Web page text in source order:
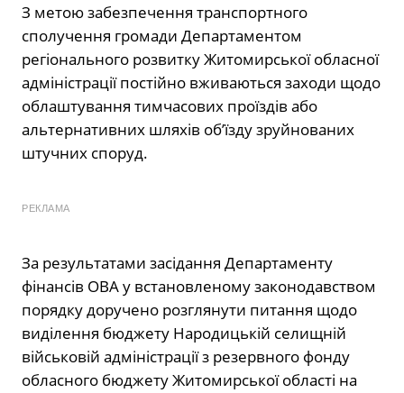
З метою забезпечення транспортного
сполучення громади Департаментом
регіонального розвитку Житомирської обласної
адміністрації постійно вживаються заходи щодо
облаштування тимчасових проїздів або
альтернативних шляхів об’їзду зруйнованих
штучних споруд.
РЕКЛАМА
За результатами засідання Департаменту
фінансів ОВА у встановленому законодавством
порядку доручено розглянути питання щодо
виділення бюджету Народицькій селищній
військовій адміністрації з резервного фонду
обласного бюджету Житомирської області на